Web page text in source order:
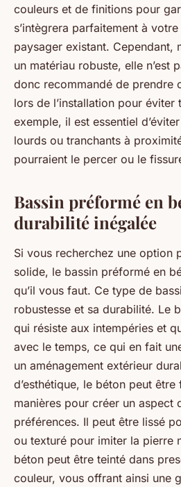
couleurs et de finitions pour
s’intègrera parfaitement à
paysager existant. Cependant,
un matériau robuste, elle n’est
donc recommandé de prendre
lors de l’installation pour éviter
exemple, il est essentiel
lourds ou tranchants à
pourraient le percer ou le
Bassin préformé en
durabilité inégalée
Si vous recherchez une option
solide, le bassin préformé en
qu’il vous faut. Ce type de
robustesse et sa durabilité. Le
qui résiste aux intempéries et
avec le temps, ce qui en fait
un aménagement extérieur
d’esthétique, le béton peut
manières pour créer un aspect
préférences. Il peut être lissé
ou texturé pour imiter la pierre
béton peut être teinté dans
couleur, vous offrant ainsi une